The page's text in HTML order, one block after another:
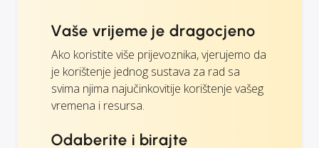
Vaše vrijeme je dragocjeno
Ako koristite više prijevoznika, vjerujemo da
je korištenje jednog sustava za rad sa
svima njima najučinkovitije korištenje vašeg
vremena i resursa.
Odaberite i birajte